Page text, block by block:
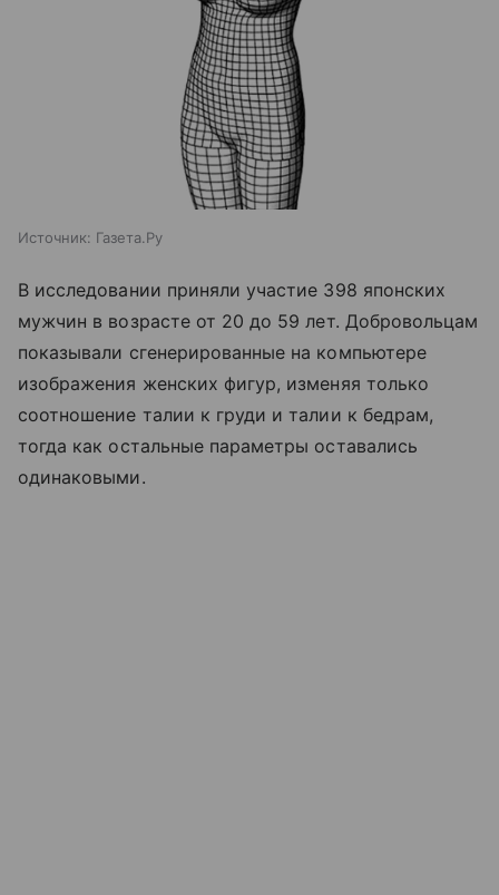
Источник: Газета.Ру
В исследовании приняли участие 398 японских
мужчин в возрасте от 20 до 59 лет. Добровольцам
показывали сгенерированные на компьютере
изображения женских фигур, изменяя только
соотношение талии к груди и талии к бедрам,
тогда как остальные параметры оставались
одинаковыми.